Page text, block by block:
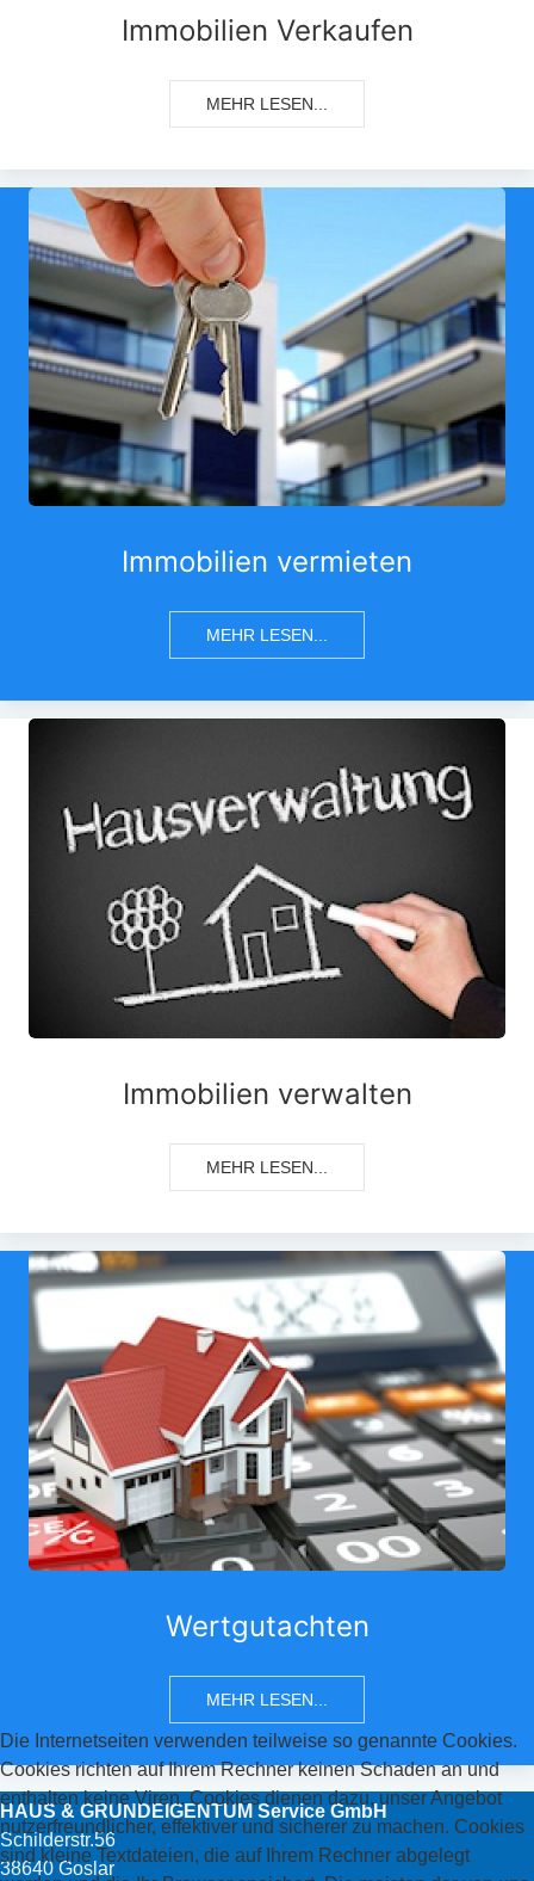
Immobilien Verkaufen
MEHR LESEN...
Immobilien vermieten
MEHR LESEN...
Immobilien verwalten
MEHR LESEN...
Wertgutachten
MEHR LESEN...
HAUS & GRUNDEIGENTUM Service GmbH
Schilderstr.56
38640 Goslar
Die Internetseiten verwenden teilweise so genannte Cookies.
Cookies richten auf Ihrem Rechner keinen Schaden an und
enthalten keine Viren. Cookies dienen dazu, unser Angebot
nutzerfreundlicher, effektiver und sicherer zu machen. Cookies
sind kleine Textdateien, die auf Ihrem Rechner abgelegt